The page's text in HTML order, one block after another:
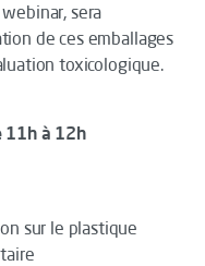
sera
de ces emballages
toxicologique.
11h à 12h
sur le plastique